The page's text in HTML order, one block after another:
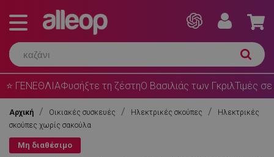
⭐ ΓΕΝΕΘΛΙΑΦυσήξτε τη ζέστηΟ Βασιλιάς των ΓκριλΤιμές σε
Αρχική Οικιακές συσκευές Ηλεκτρικές σκούπες
Ηλεκτρικές
σκούπες χωρίς σακούλα
Μη διαθέσιμο